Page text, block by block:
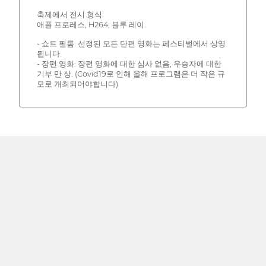
축제에서 전시 형식:
애플 프로레스, H264, 블루 레이.
- 쇼트 필름: 선정된 모든 단편 영화는 페스티벌에서 상영
됩니다.
- 장편 영화: 장편 영화에 대한 심사 없음, 우승자에 대한
기부 만 상. (Covid19로 인해 올해 프로그램은 더 작은 규
모로 개최되어야합니다)